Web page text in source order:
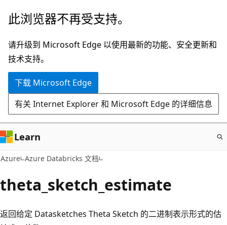
跳
主
要
内
此浏览器不再受支持。
请升级到 Microsoft Edge 以使用最新的功能、安全更新和
技术支持。
下载 Microsoft Edge
有关 Internet Explorer 和 Microsoft Edge 的详细信息
Learn
Azure Azure Databricks 文档
theta_sketch_estimate
返回给定 Datasketches Theta Sketch 的二进制表示形式的估